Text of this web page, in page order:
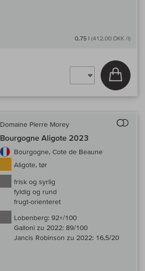
0,75 l (412,00 DKK /l)
Læg i
Domaine Pierre Morey
Bourgogne Aligote 2023
Bourgogne, Cote de Beaune
Aligote, tør
frisk og syrlig
fyldig og rund
frugt-orienteret
Lobenberg: 92+/100
Galloni zu 2022: 89/100
Jancis Robinson zu 2022: 16,5/20